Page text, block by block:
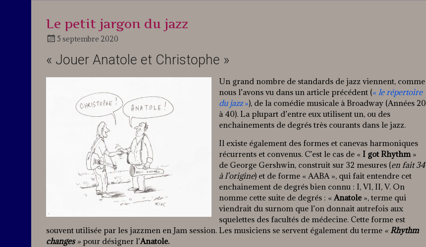
Le petit jargon du jazz
5 septembre 2020
Jazz
« Jouer Anatole et Christophe »
Un grand nombre de standards de jazz viennent, comme
nous l’avons vu dans un article précédent (« le répertoire
du jazz»), de la comédie musicale à Broadway (Années 20
à 40). La plupart d’entre eux utilisent un, ou des
enchainements de degrés très courants dans le jazz.
Il existe également des formes et canevas harmoniques
récurrents et convenus. C’est le cas de « I got Rhythm»
de George Gershwin, construit sur 32 mesures (en fait 34
à l’origine) et de forme « AABA », qui fait entendre cet
enchainement de degrés bien connu : I, VI, II, V. On
nomme cette suite de degrés : «Anatole », terme qui
viendrait du surnom que l’on donnait autrefois aux
squelettes des facultés de médecine. Cette forme est
souvent utilisée par les jazzmen en Jam session. Les musiciens se servent également du terme «Rhythm
changes» pour désigner l’Anatole.